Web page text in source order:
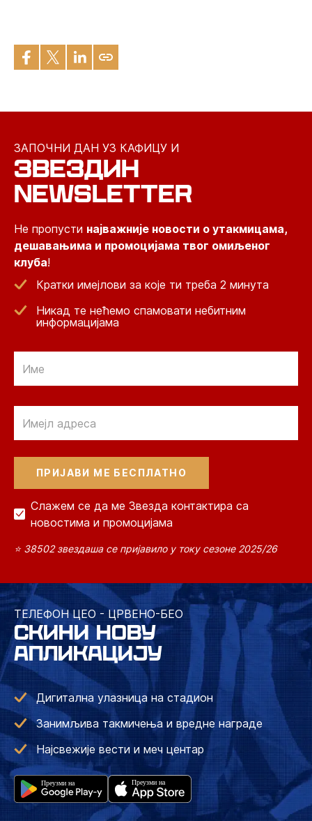
ЗАПОЧНИ ДАН УЗ КАФИЦУ И
ЗВЕЗДИН
NEWSLETTER
Не пропусти најважније новости о утакмицама,
дешавањима и промоцијама твог омиљеног
клуба!
Кратки имејлови за које ти треба 2 минута
Никад те нећемо спамовати небитним
информацијама
Слажем се да ме Звезда контактира са
новостима и промоцијама
⭐ 38502 звездаша се пријавило у току сезоне 2025/26
ТЕЛЕФОН ЦЕО - ЦРВЕНО-БЕО
СКИНИ НОВУ
АПЛИКАЦИЈУ
Дигитална улазница на стадион
Занимљива такмичења и вредне награде
Најсвежије вести и меч центар